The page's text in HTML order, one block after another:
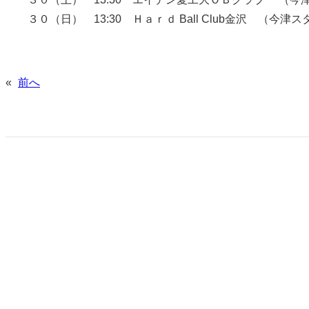
３０（日） 13:30 Ｈａｒｄ Ball Club金沢 （今津スタ
« 前へ